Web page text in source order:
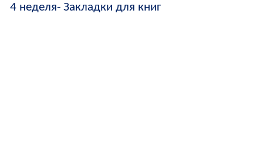
4 неделя- Закладки для книг